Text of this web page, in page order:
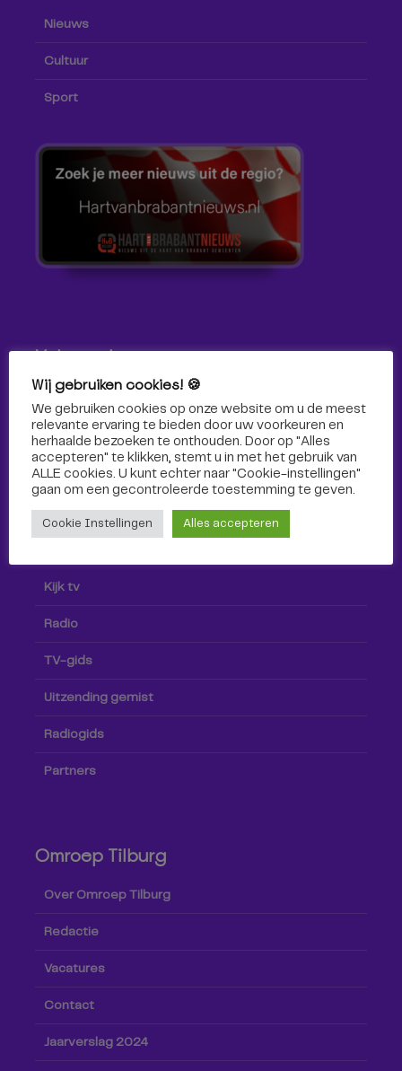
Nieuws
Cultuur
Sport
Volg ons!
Volg Omroep Tilburg niet alleen hier, maar ook via social
media!
Kijk tv
Radio
TV-gids
Uitzending gemist
Radiogids
Partners
Omroep Tilburg
Over Omroep Tilburg
Redactie
Vacatures
Contact
Jaarverslag 2024
Wij gebruiken cookies! 🍪
We gebruiken cookies op onze website om u de meest
relevante ervaring te bieden door uw voorkeuren en
herhaalde bezoeken te onthouden. Door op "Alles
accepteren" te klikken, stemt u in met het gebruik van
ALLE cookies. U kunt echter naar "Cookie-instellingen"
gaan om een ​​gecontroleerde toestemming te geven.
Cookie Instellingen Alles accepteren